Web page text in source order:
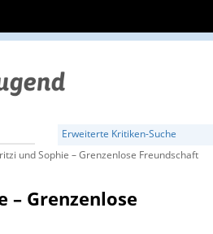
Erweiterte Kritiken-Suche
und Sophie – Grenzenlose Freundschaft
– Grenzenlose